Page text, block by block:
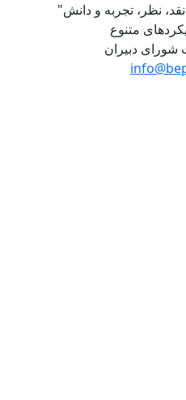
"به پیش" بیانگر اندیشه، نقد، نظر، تجربه و دانش
متنوع
دبیران